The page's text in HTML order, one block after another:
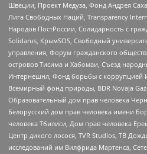
Швеции, Проект Медуза, Фонд Андрея
Лига Свободных Наций, Transparеncy
Народов ПостРоссии, Солидарность с
Solidarus, КрымSOS, Свободный
управления, Форум гражданского
островов Тисима и Хабомаи, Съезд
Интернешнл, Фонд борьбы с коррупцией
Всемирный фонд природы, BDR Novaja
Образовательный дом прав человека
Белорусский дом прав человека имени
человека Тбилиси, Дом прав человека
Центр дикого лосося, TVR Studios, ТВ
исследований им Вилфрида Мартенса,